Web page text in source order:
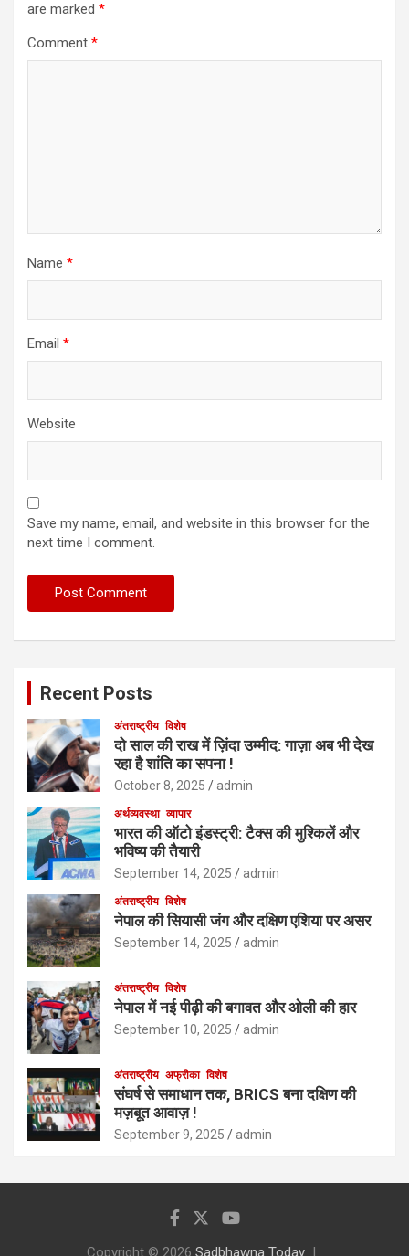
are marked *
Comment *
Name *
Email *
Website
Save my name, email, and website in this browser for the
next time I comment.
Recent Posts
अंतराष्ट्रीय विशेष
दो साल की राख में ज़िंदा उम्मीद: गाज़ा अब भी देख
रहा है शांति का सपना !
October 8, 2025 admin
अर्थव्यवस्था व्यापार
भारत की ऑटो इंडस्ट्री: टैक्स की मुश्किलें और
भविष्य की तैयारी
September 14, 2025 admin
अंतराष्ट्रीय विशेष
नेपाल की सियासी जंग और दक्षिण एशिया पर असर
September 14, 2025 admin
अंतराष्ट्रीय विशेष
नेपाल में नई पीढ़ी की बगावत और ओली की हार
September 10, 2025 admin
अंतराष्ट्रीय अफ्रीका विशेष
संघर्ष से समाधान तक, BRICS बना दक्षिण की
मज़बूत आवाज़ !
September 9, 2025 admin
Copyright © 2026 Sadbhawna Today